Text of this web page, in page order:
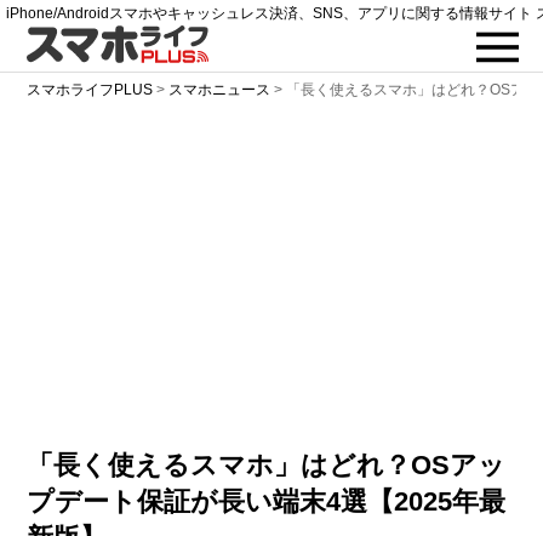
iPhone/Androidスマホやキャッシュレス決済、SNS、アプリに関する情報サイト
スマホライフPLUS > スマホニュース > 「長く使えるスマホ」はどれ？OSア
「長く使えるスマホ」はどれ？OSアッ
プデート保証が長い端末4選【2025年最